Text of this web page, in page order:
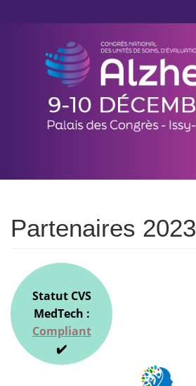
principal
Partenaires 2023
Statut CVS
MedTech :
Compliant
✔️